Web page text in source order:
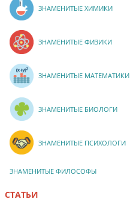
ЗНАМЕНИТЫЕ ХИМИКИ
ЗНАМЕНИТЫЕ ФИЗИКИ
ЗНАМЕНИТЫЕ МАТЕМАТИКИ
ЗНАМЕНИТЫЕ БИОЛОГИ
ЗНАМЕНИТЫЕ ПСИХОЛОГИ
ЗНАМЕНИТЫЕ ФИЛОСОФЫ
СТАТЬИ